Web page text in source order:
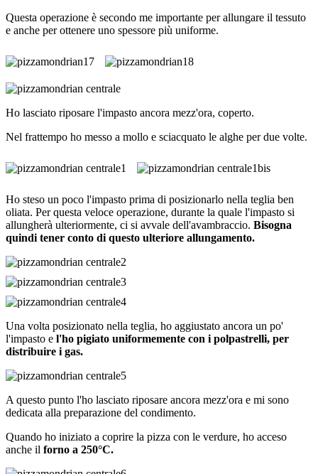
Questa operazione è secondo me importante per allungare il tessuto
e anche per ottenere uno spessore più uniforme.
Ho lasciato riposare l'impasto ancora mezz'ora, coperto.
Nel frattempo ho messo a mollo e sciacquato le alghe per due volte.
Ho steso un poco l'impasto prima di posizionarlo nella teglia ben
oliata. Per questa veloce operazione, durante la quale l'impasto si
allungherà ulteriormente, ci si avvale dell'avambraccio. Bisogna
quindi tener conto di questo ulteriore allungamento.
Una volta posizionato nella teglia, ho aggiustato ancora un po'
l'impasto e l'ho pigiato uniformemente con i polpastrelli, per
distribuire i gas.
A questo punto l'ho lasciato riposare ancora mezz'ora e mi sono
dedicata alla preparazione del condimento.
Quando ho iniziato a coprire la pizza con le verdure, ho acceso
anche il forno a 250°C.